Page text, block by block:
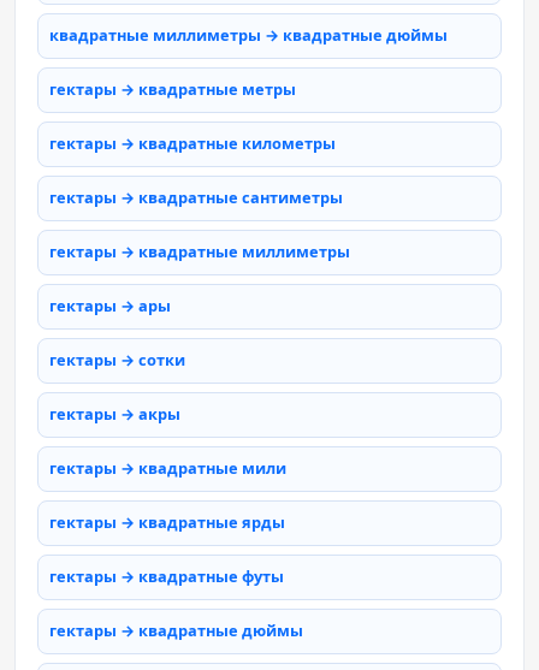
квадратные миллиметры → квадратные дюймы
гектары → квадратные метры
гектары → квадратные километры
гектары → квадратные сантиметры
гектары → квадратные миллиметры
гектары → ары
гектары → сотки
гектары → акры
гектары → квадратные мили
гектары → квадратные ярды
гектары → квадратные футы
гектары → квадратные дюймы